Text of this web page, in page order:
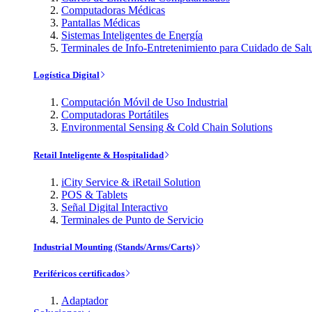
Computadoras Médicas
Pantallas Médicas
Sistemas Inteligentes de Energía
Terminales de Info-Entretenimiento para Cuidado de
Logística Digital
Computación Móvil de Uso Industrial
Computadoras Portátiles
Environmental Sensing & Cold Chain Solutions
Retail Inteligente & Hospitalidad
iCity Service & iRetail Solution
POS & Tablets
Señal Digital Interactivo
Terminales de Punto de Servicio
Industrial Mounting (Stands/Arms/Carts)
Periféricos certificados
Adaptador